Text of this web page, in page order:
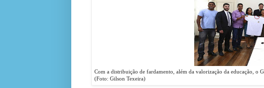
Com a distribuição de fardamento, além da valorização da educação, o
(Foto: Gilson Texeira)